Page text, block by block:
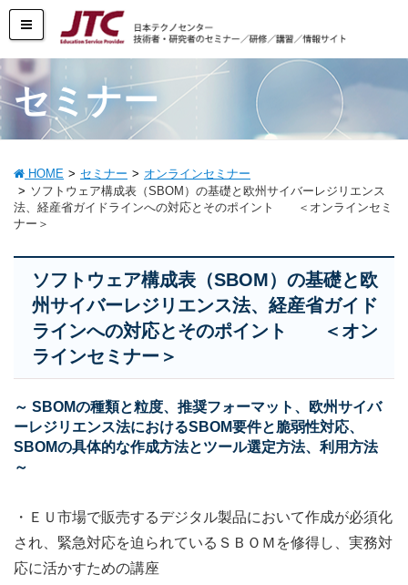
セミナー
HOME セミナー
オンラインセミナー
ソフトウェア構成表（SBOM）の基礎と欧州サイバーレジリエンス
法、経産省ガイドラインへの対応とそのポイント ＜オンラインセミ
ナー＞
ソフトウェア構成表（SBOM）の基礎と欧
州サイバーレジリエンス法、経産省ガイド
ラインへの対応とそのポイント ＜オン
ラインセミナー＞
～ SBOMの種類と粒度、推奨フォーマット、欧州サイバ
ーレジリエンス法におけるSBOM要件と脆弱性対応、
SBOMの具体的な作成方法とツール選定方法、利用方法
～
・ＥＵ市場で販売するデジタル製品において作成が必須化
され、緊急対応を迫られているＳＢＯＭを修得し、実務対
応に活かすための講座